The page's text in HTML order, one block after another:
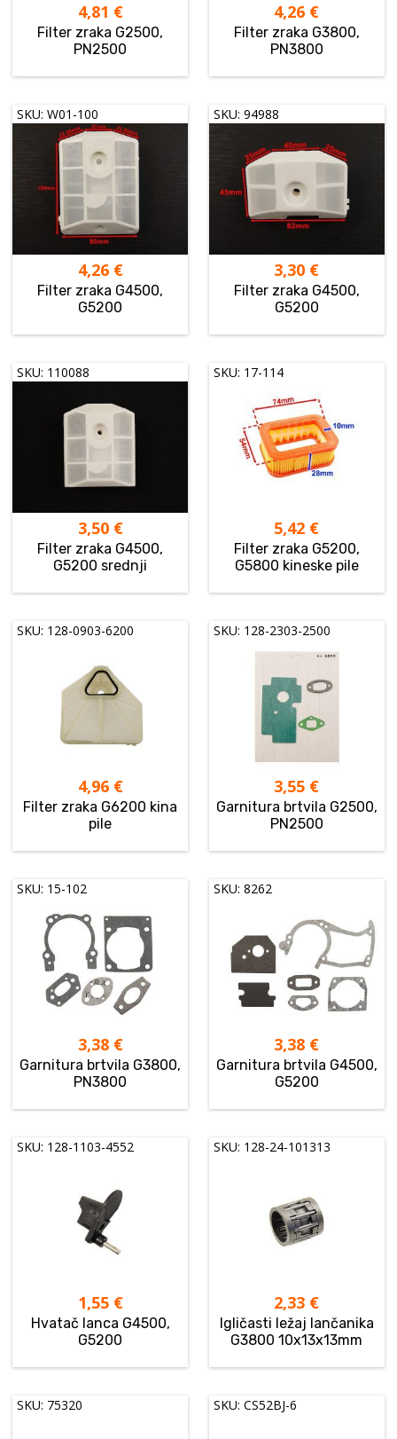
4,81 €
Filter zraka G2500,
PN2500
4,26 €
Filter zraka G3800,
PN3800
SKU: W01-100
4,26 €
Filter zraka G4500,
G5200
SKU: 94988
3,30 €
Filter zraka G4500,
G5200
SKU: 110088
3,50 €
Filter zraka G4500,
G5200 srednji
SKU: 17-114
5,42 €
Filter zraka G5200,
G5800 kineske pile
SKU: 128-0903-6200
4,96 €
Filter zraka G6200 kina
pile
SKU: 128-2303-2500
3,55 €
Garnitura brtvila G2500,
PN2500
SKU: 15-102
3,38 €
Garnitura brtvila G3800,
PN3800
SKU: 8262
3,38 €
Garnitura brtvila G4500,
G5200
SKU: 128-1103-4552
1,55 €
Hvatač lanca G4500,
G5200
SKU: 128-24-101313
2,33 €
Igličasti ležaj lančanika
G3800 10x13x13mm
SKU: 75320 SKU: CS52BJ-6